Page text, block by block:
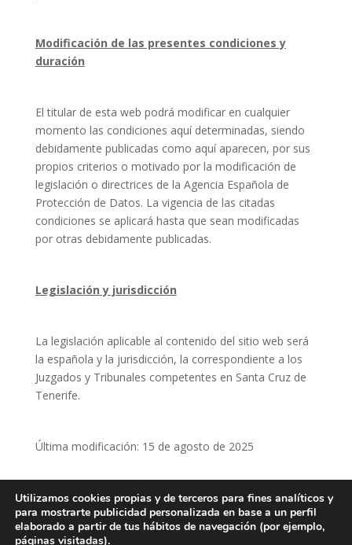
Modificación de las presentes condiciones y
duración
El titular de esta web podrá modificar en cualquier
momento las condiciones aquí determinadas, siendo
debidamente publicadas como aquí aparecen, por sus
propios criterios o motivado por la modificación de
legislación o directrices de la Agencia Española de
Protección de Datos. La vigencia de las citadas
condiciones se aplicará hasta que sean modificadas
por otras debidamente publicadas.
Legislación y jurisdicción
La legislación aplicable al contenido del sitio web será
la española y la jurisdicción, la correspondiente a los
Juzgados y Tribunales competentes en Santa Cruz de
Tenerife.
Última modificación: 15 de agosto de 2025
Utilizamos cookies propias y de terceros para fines analíticos y
para mostrarte publicidad personalizada en base a un perfil
elaborado a partir de tus hábitos de navegación (por ejemplo,
páginas visitadas).